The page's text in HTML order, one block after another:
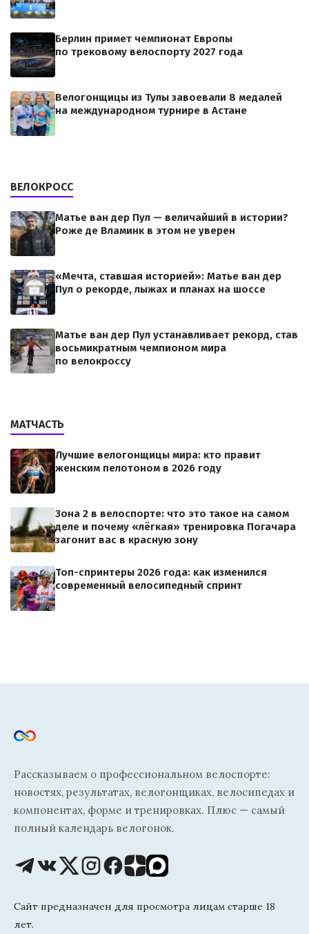
Берлин примет чемпионат Европы
по трековому велоспорту 2027 года
Велогонщицы из Тулы завоевали 8 медалей
на международном турнире в Астане
ВЕЛОКРОСС
Матье ван дер Пул — величайший в истории?
Роже де Вламинк в этом не уверен
«Мечта, ставшая историей»: Матье ван дер
Пул о рекорде, лыжах и планах на шоссе
Матье ван дер Пул устанавливает рекорд, став
восьмикратным чемпионом мира
по велокроссу
МАТЧАСТЬ
Лучшие велогонщицы мира: кто правит
женским пелотоном в 2026 году
Зона 2 в велоспорте: что это такое на самом
деле и почему «лёгкая» тренировка Погачара
загонит вас в красную зону
Топ-спринтеры 2026 года: как изменился
современный велосипедный спринт
Рассказываем о профессиональном велоспорте:
новостях, результатах, велогонщиках, велосипедах и
компонентах, форме и тренировках. Плюс — самый
полный календарь велогонок.
Сайт предназначен для просмотра лицам старше 18
лет.